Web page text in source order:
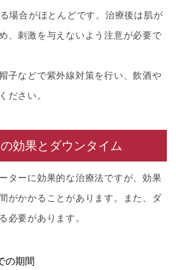
場合がほとんどです。治療後は肌が
、刺激を与えないよう注意が必要で
子などで紫外線対策を行い、飲酒や
ださい。
効果とダウンタイム
ターに効果的な治療法ですが、効果
がかかることがあります。また、ダ
必要があります。
の期間